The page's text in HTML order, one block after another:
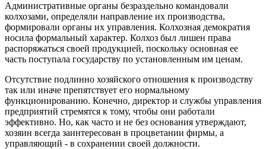
Административные органы безраздельно командовали
колхозами, определяли направление их производства,
формировали органы их управления. Колхозная демократия
носила формальный характер. Колхоз был лишен права
распоряжаться своей продукцией, поскольку основная ее
часть поступала государству по установленным им ценам.
Отсутствие подлинно хозяйского отношения к производству
так или иначе препятствует его нормальному
функционированию. Конечно, директор и службы управления
предприятий стремятся к тому, чтобы они работали
эффективно. Но, как часто и не без основания утверждают,
хозяин всегда заинтересован в процветании фирмы, а
управляющий - в сохранении своей должности.